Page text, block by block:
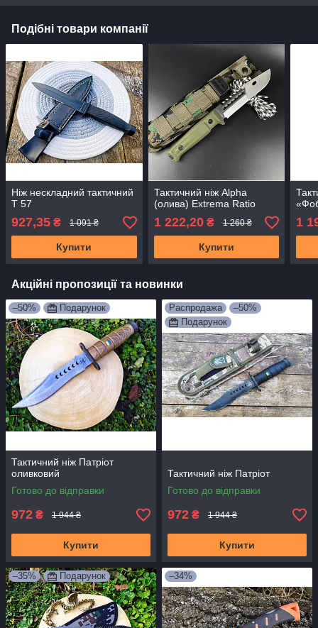
Подібні товари компанії
Ніж нескладний тактичний
Т 57
927,35 ₴ 1 091 ₴
Купити
Тактичний ніж Alpha
(олива) Extrema Ratio
1 222,20₴ 1 260 ₴
Купити
1
Акційні пропозиції та новинки
–50% Подарунок
Тактичний ніж Патріот
оливковий
Готово до відправки
972 ₴ 1 944 ₴
Купити
Распродажа
–50%
Подарунок
Тактичний ніж Патріот
Готово до відправки
972 ₴ 1 944 ₴
Купити
–35% Подарунок –34%